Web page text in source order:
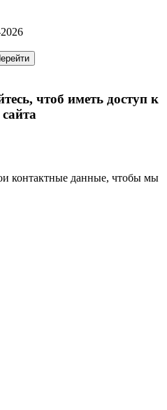
чтоб иметь доступ к
контактные данные, чтобы мы